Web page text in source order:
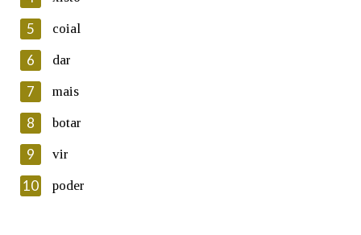
Lin e acepto as condicións da política de
Introduce o código que aparece na imaxe:
Texto de verificación
5 coial
6 dar
7 mais
8 botar
9 vir
10 poder